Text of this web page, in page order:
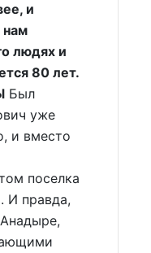
и
нам
людях и
80 лет.
Был
уже
и вместо
поселка
И правда,